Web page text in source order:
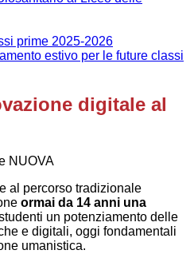
prime 2025-2026
estivo per le future classi
digitale al
al percorso tradizionale
ormai da 14 anni una
un potenziamento delle
e digitali, oggi fondamentali
umanistica.